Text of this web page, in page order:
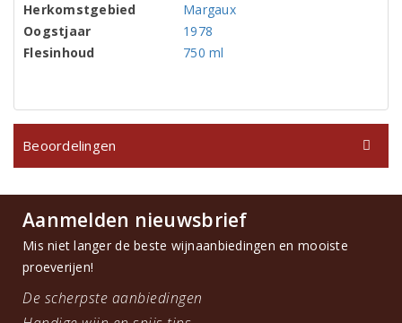
Herkomstgebied
Margaux
Oogstjaar
1978
Flesinhoud
750 ml
Beoordelingen
Aanmelden nieuwsbrief
Mis niet langer de beste wijnaanbiedingen en mooiste
proeverijen!
De scherpste aanbiedingen